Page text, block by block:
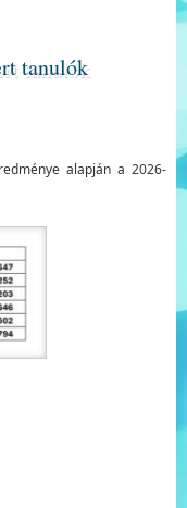
tanulók
alapján a 2026-